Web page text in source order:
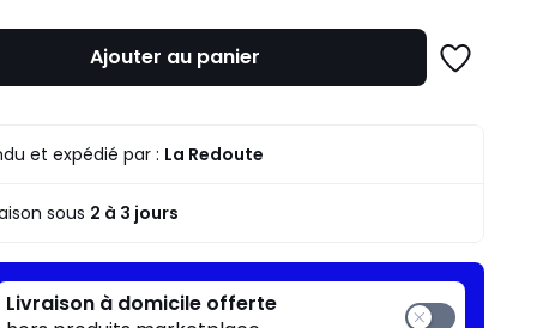
Ajouter au panier
Ajouter
et expédié par : La Redoute
sous 2 à 3 jours
Livraison à domicile offerte